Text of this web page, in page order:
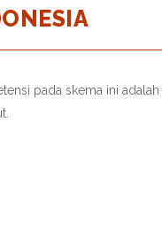
pada skema ini adalah